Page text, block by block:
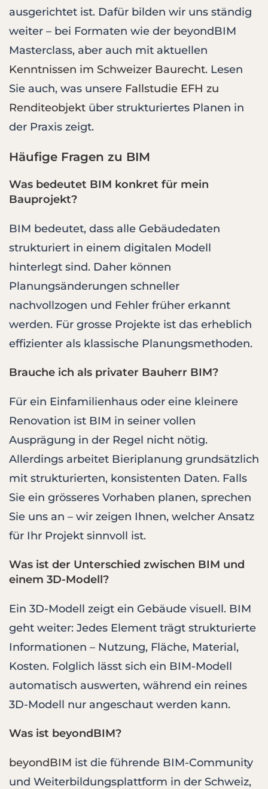
ausgerichtet ist. Dafür bilden wir uns ständig
weiter – bei Formaten wie der beyondBIM
Masterclass, aber auch mit aktuellen
Kenntnissen im Schweizer Baurecht. Lesen
Sie auch, was unsere Fallstudie EFH zu
Renditeobjekt über strukturiertes Planen in
der Praxis zeigt.
Häufige Fragen zu BIM
Was bedeutet BIM konkret für mein
Bauprojekt?
BIM bedeutet, dass alle Gebäudedaten
strukturiert in einem digitalen Modell
hinterlegt sind. Daher können
Planungsänderungen schneller
nachvollzogen und Fehler früher erkannt
werden. Für grosse Projekte ist das erheblich
effizienter als klassische Planungsmethoden.
Brauche ich als privater Bauherr BIM?
Für ein Einfamilienhaus oder eine kleinere
Renovation ist BIM in seiner vollen
Ausprägung in der Regel nicht nötig.
Allerdings arbeitet Bieriplanung grundsätzlich
mit strukturierten, konsistenten Daten. Falls
Sie ein grösseres Vorhaben planen, sprechen
Sie uns an – wir zeigen Ihnen, welcher Ansatz
für Ihr Projekt sinnvoll ist.
Was ist der Unterschied zwischen BIM und
einem 3D-Modell?
Ein 3D-Modell zeigt ein Gebäude visuell. BIM
geht weiter: Jedes Element trägt strukturierte
Informationen – Nutzung, Fläche, Material,
Kosten. Folglich lässt sich ein BIM-Modell
automatisch auswerten, während ein reines
3D-Modell nur angeschaut werden kann.
Was ist beyondBIM?
beyondBIM ist die führende BIM-Community
und Weiterbildungsplattform in der Schweiz,